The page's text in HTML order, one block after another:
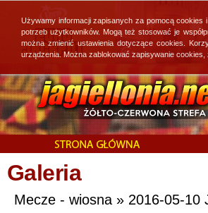
Galeria
Mecze - wiosna » 2016-05-10
Używamy informacji zapisanych za pomocą
potrzeb użytkowników. Mogą też stosować je
można zmienić ustawienia dotyczące cookies.
urządzenia. Można zablokować zapisywanie